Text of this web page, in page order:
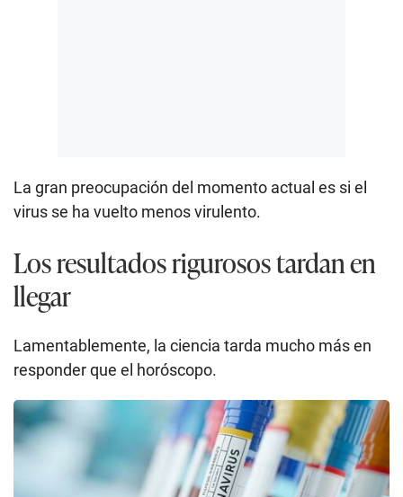
La gran preocupación del momento actual es si el
virus se ha vuelto menos virulento.
Los resultados rigurosos tardan en
llegar
Lamentablemente, la ciencia tarda mucho más en
responder que el horóscopo.